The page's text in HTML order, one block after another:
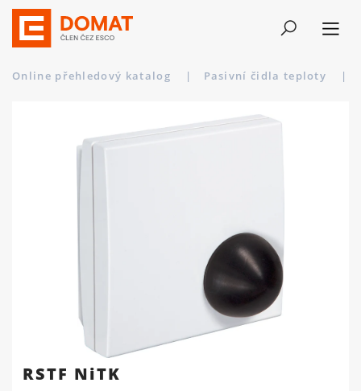
Online přehledový katalog | Pasivní čidla teploty |
RSTF NiTK